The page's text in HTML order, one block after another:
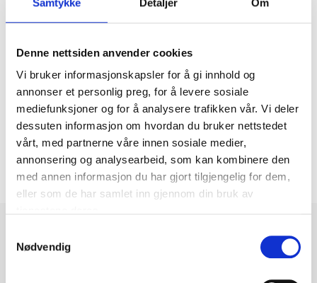
Denne nettsiden anvender cookies
Vi bruker informasjonskapsler for å gi innhold og
annonser et personlig preg, for å levere sosiale
mediefunksjoner og for å analysere trafikken vår. Vi deler
dessuten informasjon om hvordan du bruker nettstedet
vårt, med partnerne våre innen sosiale medier,
annonsering og analysearbeid, som kan kombinere den
med annen informasjon du har gjort tilgjengelig for dem,
eller som de har samlet inn gjennom din bruk av
Nødvendig
Avtappningsslange, 25 mm X 10
m
Finnes på lager i
varehus
199,-